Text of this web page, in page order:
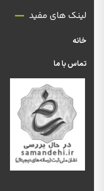
لینک های مفید
خانه
تماس با ما